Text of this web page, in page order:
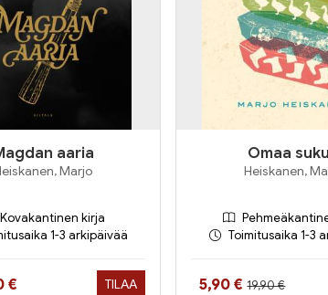
aaria
Marjo
Kovakantinen kirja
1-3 arkipäivää
nyt
€ TILAA
Omaa
Heiskanen,
Toimitusaika 1-3
Hinta nyt
5,90 €Hinta aiemmin
19,90 €